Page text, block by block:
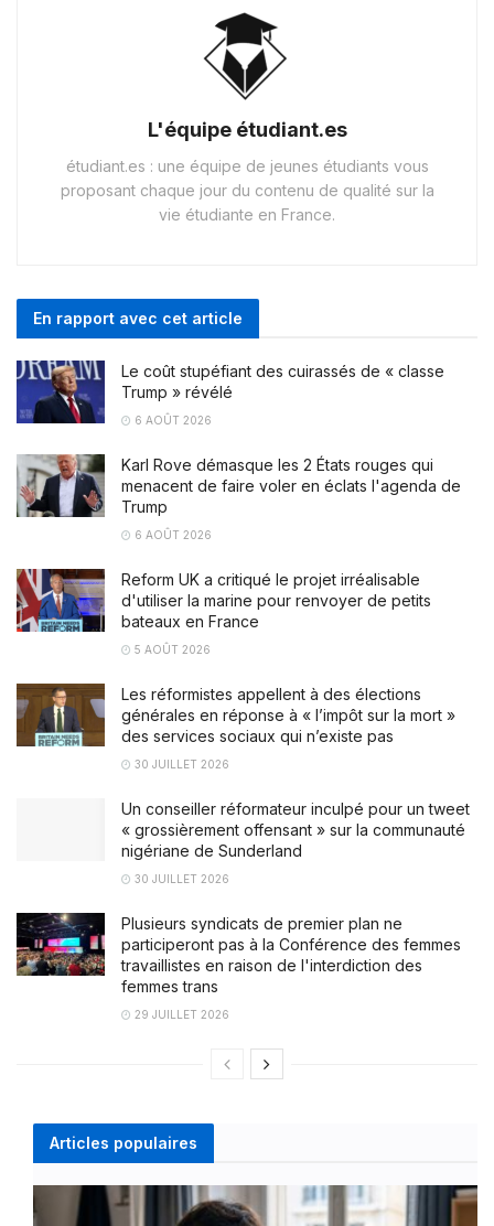
L'équipe étudiant.es
étudiant.es : une équipe de jeunes étudiants vous
proposant chaque jour du contenu de qualité sur la
vie étudiante en France.
En rapport avec cet article
Le coût stupéfiant des cuirassés de « classe
Trump » révélé
6 AOÛT 2026
Karl Rove démasque les 2 États rouges qui
menacent de faire voler en éclats l'agenda de
Trump
6 AOÛT 2026
Reform UK a critiqué le projet irréalisable
d'utiliser la marine pour renvoyer de petits
bateaux en France
5 AOÛT 2026
Les réformistes appellent à des élections
générales en réponse à « l’impôt sur la mort »
des services sociaux qui n’existe pas
30 JUILLET 2026
Un conseiller réformateur inculpé pour un tweet
« grossièrement offensant » sur la communauté
nigériane de Sunderland
30 JUILLET 2026
Plusieurs syndicats de premier plan ne
participeront pas à la Conférence des femmes
travaillistes en raison de l'interdiction des
femmes trans
29 JUILLET 2026
Articles populaires